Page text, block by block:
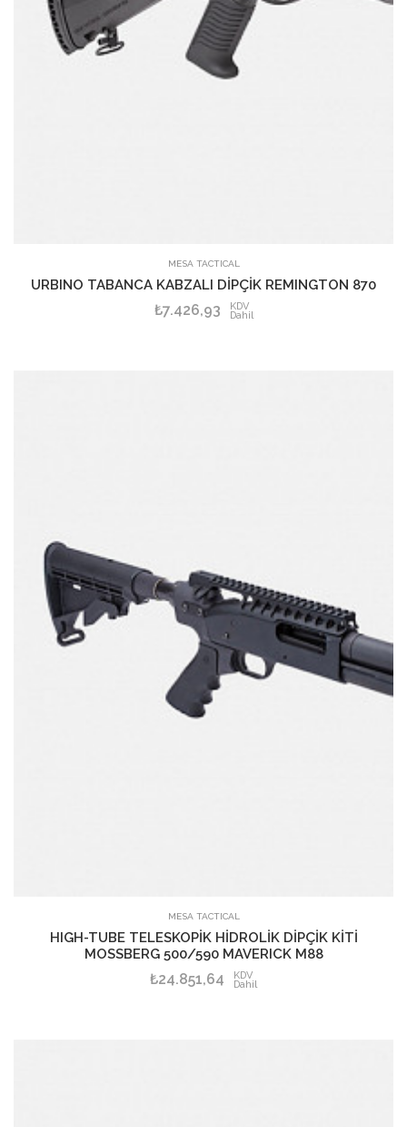
SEPETE EKLE
MESA TACTICAL
URBINO TABANCA KABZALI DİPÇİK REMINGTON 870
₺7.426,93 KDV
Dahil
SEPETE EKLE
MESA TACTICAL
HIGH-TUBE TELESKOPİK HİDROLİK DİPÇİK KİTİ
MOSSBERG 500/590 MAVERICK M88
₺24.851,64 KDV
Dahil